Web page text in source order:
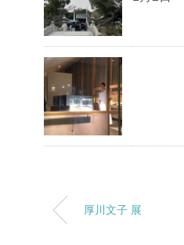
厚川文子 展